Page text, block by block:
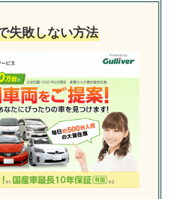
失敗しない方法